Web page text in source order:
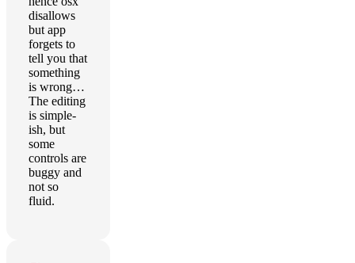
disallows
but app
forgets to
tell you that
something
is wrong…
The editing
is simple-
ish, but
some
controls are
buggy and
not so
fluid.